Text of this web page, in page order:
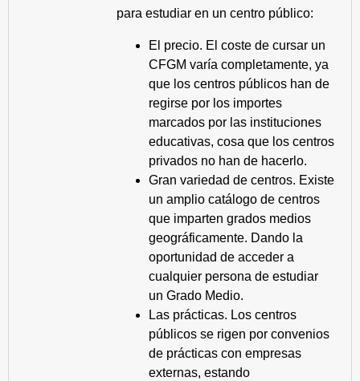
para estudiar en un centro público:
El precio. El coste de cursar un
CFGM varía completamente, ya
que los centros públicos han de
regirse por los importes
marcados por las instituciones
educativas, cosa que los centros
privados no han de hacerlo.
Gran variedad de centros. Existe
un amplio catálogo de centros
que imparten grados medios
geográficamente. Dando la
oportunidad de acceder a
cualquier persona de estudiar
un Grado Medio.
Las prácticas. Los centros
públicos se rigen por convenios
de prácticas con empresas
externas, estando